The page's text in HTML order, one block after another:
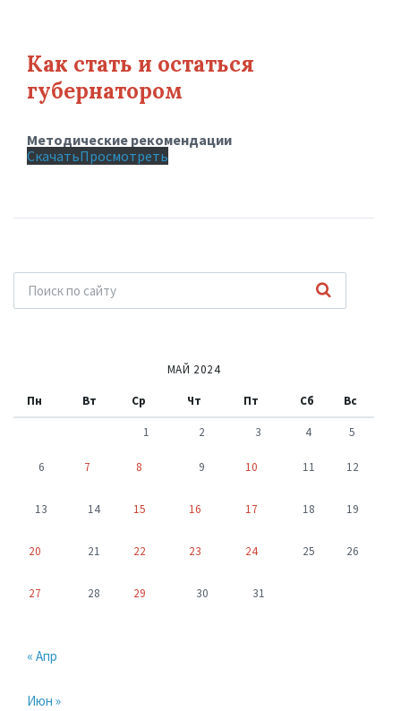
Как стать и остаться
губернатором
Методические рекомендации
СкачатьПросмотреть
МАЙ 2024
Пн Вт Ср Чт Пт Сб Вс
1 2 3 4 5
6 7 8 9 10 11 12
13 14 15 16 17 18 19
20 21 22 23 24 25 26
27 28 29 30 31
« Апр
Июн »